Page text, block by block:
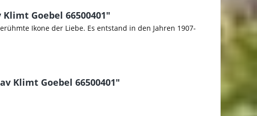
Goebel 66500401"
Ikone der Liebe. Es entstand in den Jahren 1907-
Klimt Goebel 66500401"